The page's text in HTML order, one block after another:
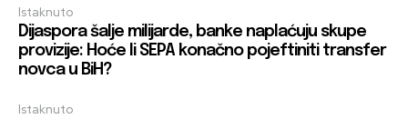
Istaknuto
Dijaspora šalje milijarde, banke naplaćuju skupe
provizije: Hoće li SEPA konačno pojeftiniti transfer
novca u BiH?
Istaknuto